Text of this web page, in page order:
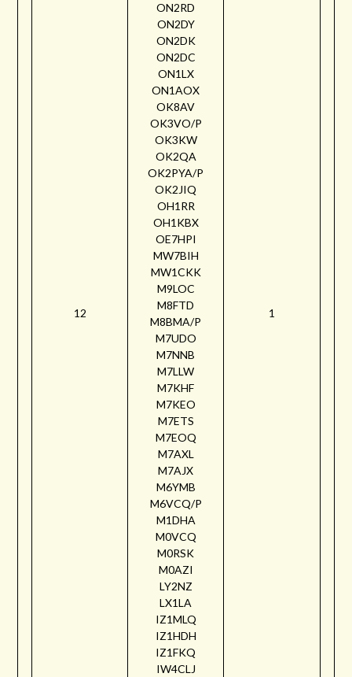
12
ON2RD
ON2DY
ON2DK
ON2DC
ON1LX
ON1AOX
OK8AV
OK3VO/P
OK3KW
OK2QA
OK2PYA/P
OK2JIQ
OH1RR
OH1KBX
OE7HPI
MW7BIH
MW1CKK
M9LOC
M8FTD
M8BMA/P
M7UDO
M7NNB
M7LLW
M7KHF
M7KEO
M7ETS
M7EOQ
M7AXL
M7AJX
M6YMB
M6VCQ/P
M1DHA
M0VCQ
M0RSK
M0AZI
LY2NZ
LX1LA
IZ1MLQ
IZ1HDH
IZ1FKQ
IW4CLJ
1